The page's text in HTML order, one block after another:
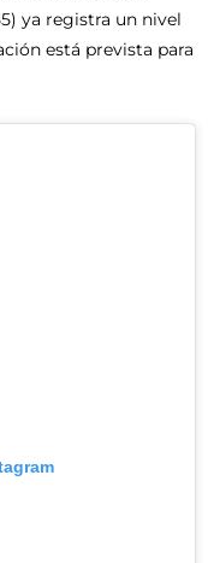
ya registra un nivel
está prevista para